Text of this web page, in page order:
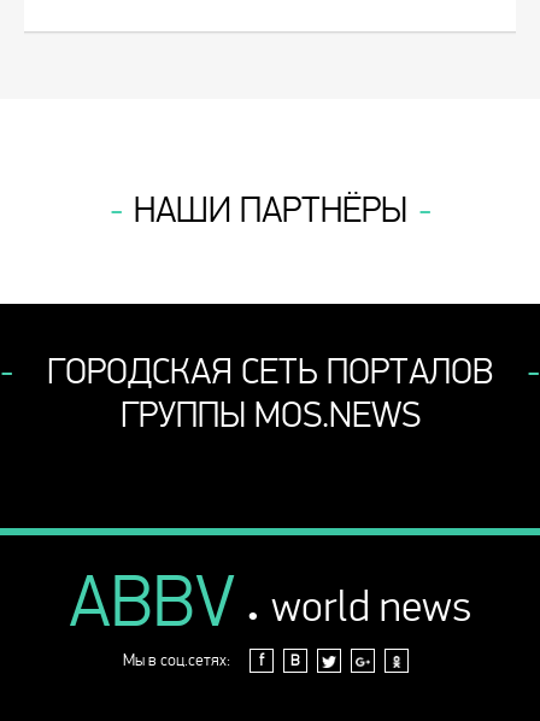
НАШИ ПАРТНЁРЫ
ГОРОДСКАЯ СЕТЬ ПОРТАЛОВ
ГРУППЫ MOS.NEWS
ABBV . world news
Мы в соц.сетях: f В